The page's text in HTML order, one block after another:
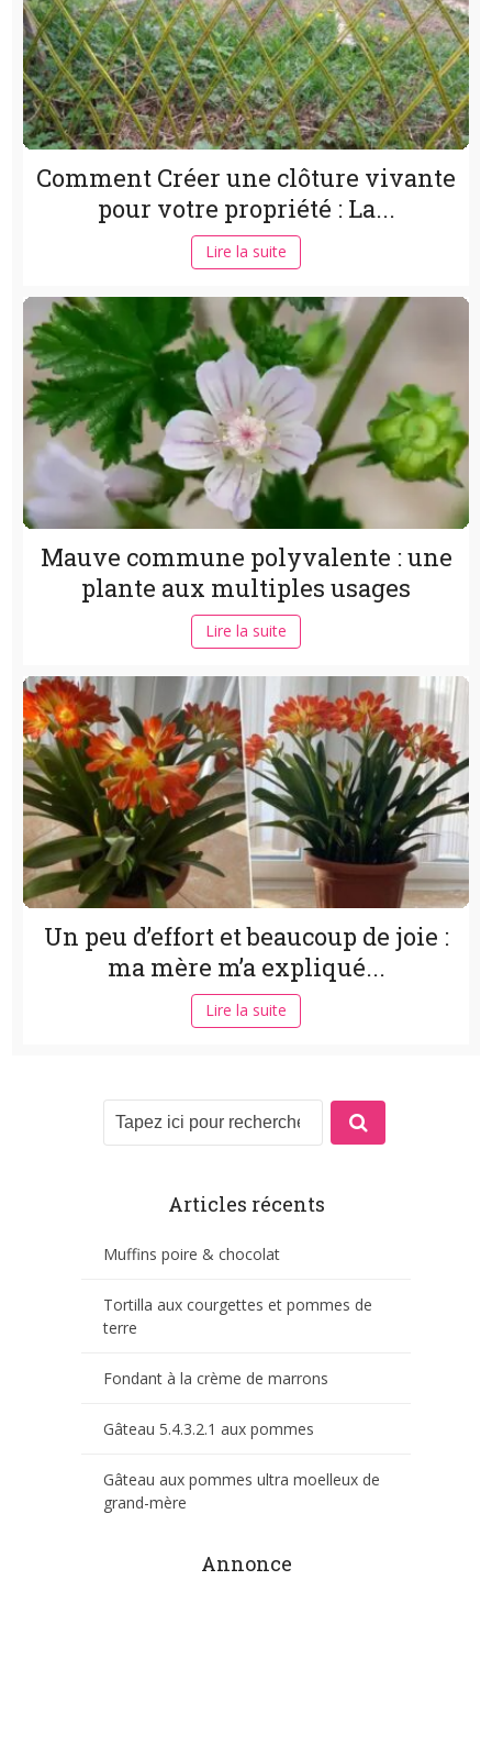
Comment Créer une clôture vivante
pour votre propriété : La...
Lire la suite
Mauve commune polyvalente : une
plante aux multiples usages
Lire la suite
Un peu d’effort et beaucoup de joie :
ma mère m’a expliqué...
Lire la suite
Articles récents
Muffins poire & chocolat
Tortilla aux courgettes et pommes de
terre
Fondant à la crème de marrons
Gâteau 5.4.3.2.1 aux pommes
Gâteau aux pommes ultra moelleux de
grand-mère
Annonce